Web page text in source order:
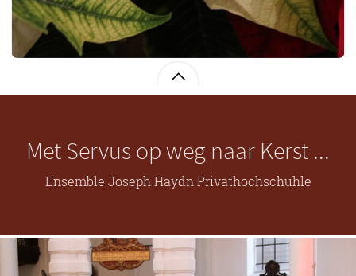
Met Servus op weg naar Kerst ...
Ensemble Joseph Haydn Privathochschuhle